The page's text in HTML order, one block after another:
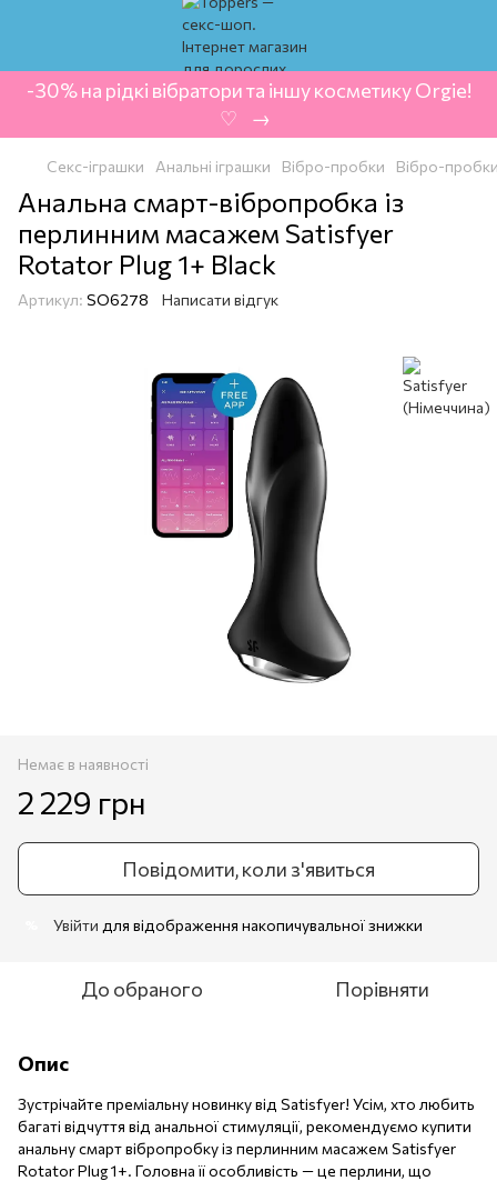
-30% на рідкі вібратори та іншу косметику Orgie!
‍ ♡ ‍ → ‍
Секс-іграшки Анальні іграшки Вібро-пробки Вібро-
Анальна смарт-вібропробка із
перлинним масажем Satisfyer
Rotator Plug 1+ Black
Артикул: SO6278 Написати відгук
Немає в наявності
2 229 грн
Повідомити, коли з'явиться
Увійти для відображення накопичувальної знижки
До обраного Порівняти
Опис
Зустрічайте преміальну новинку від Satisfyer! Усім, хто любить
багаті відчуття від анальної стимуляції, рекомендуємо купити
анальну смарт вібропробку із перлинним масажем Satisfyer
Rotator Plug 1+. Головна її особливість — це перлини, що